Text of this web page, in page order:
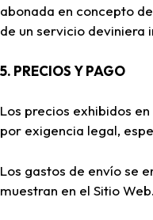
abonada en concepto
de un servicio deviniera
5. PRECIOS Y PAGO
Los precios exhibidos
por exigencia legal,
Los gastos de envío se
muestran en el Sitio